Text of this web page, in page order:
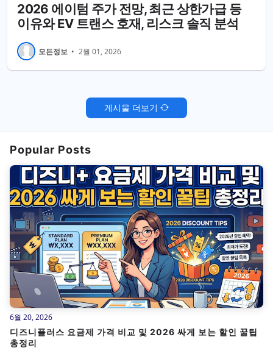
2026 에이텀 주가 전망, 최근 상한가급 등
이유와 EV 트랜스 호재, 리스크 솔직 분석
모든정보 • 2월 01, 2026
게시물 더보기
Popular Posts
디즈니플러스 요금제 가격 비교 및 2026 싸게 보는 할인 꿀팁
총정리
6월 20, 2026